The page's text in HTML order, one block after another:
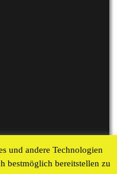
S
S
1
2
und andere Technologien
bestmöglich bereitstellen zu